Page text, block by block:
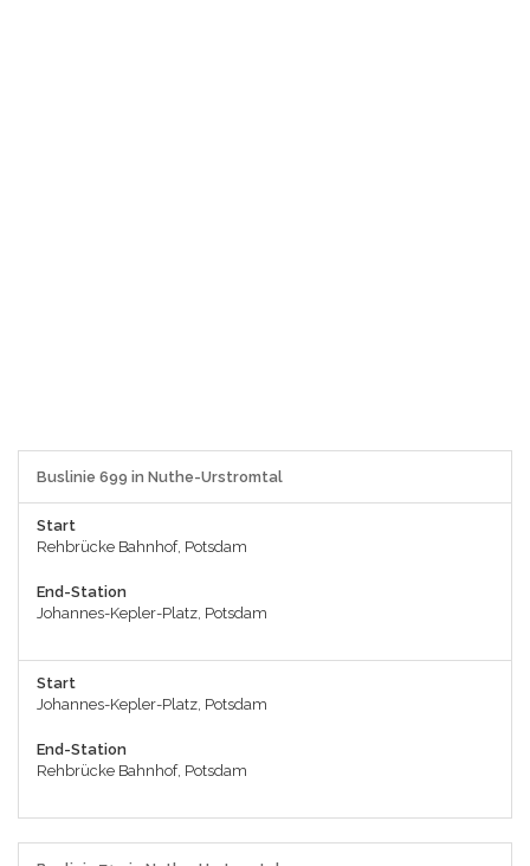
Buslinie 699 in Nuthe-Urstromtal
Start
Rehbrücke Bahnhof, Potsdam
End-Station
Johannes-Kepler-Platz, Potsdam
Start
Johannes-Kepler-Platz, Potsdam
End-Station
Rehbrücke Bahnhof, Potsdam